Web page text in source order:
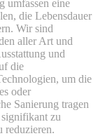
umfassen eine
die Lebensdauer
Wir sind
aller Art und
und
die
um die
oder
Sanierung tragen
zu
reduzieren.